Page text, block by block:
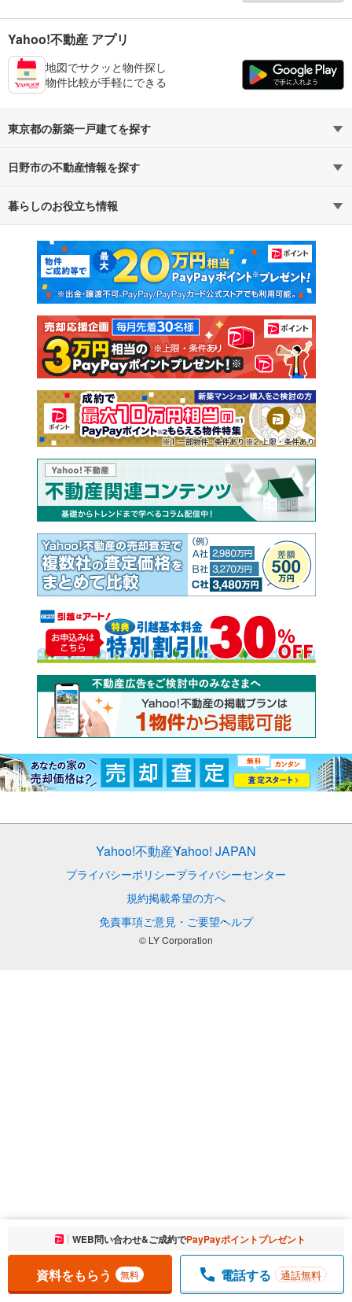
お気に入りに追加しました。 一覧を開く
WEB問い合わせ&ご成約でPayPayポイントプレゼント
資料をもらう 無料 電話する 通話無料
Yahoo!不動産 アプリ
地図でサクッと物件探し
物件比較が手軽にできる
東京都の新築一戸建てを探す
路線・駅から探す
通勤・通学時間から探す
日野市の不動産情報を探す
不動産・住宅
新築マンション 中古マンション
新築一戸建て 中古一戸建て
注文住宅 土地
売却査定
暮らしのお役立ち情報
マンションカタログ 教えて！住まいの先生
Yahoo!不動産Yahoo! JAPAN
プライバシーポリシープライバシーセンター
規約掲載希望の方へ
免責事項ご意見・ご要望ヘルプ
© LY Corporation